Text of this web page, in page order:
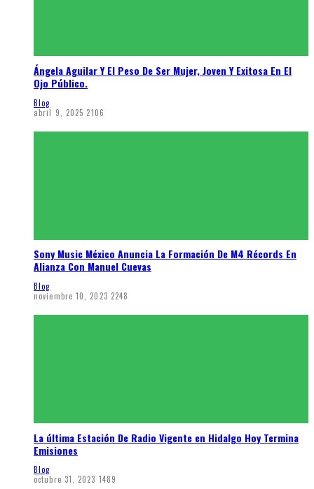
Ángela Aguilar Y El Peso De Ser Mujer, Joven Y Exitosa En El
Ojo Público.
Blog
abril 9, 2025 2106
Sony Music México Anuncia La Formación De M4 Récords En
Alianza Con Manuel Cuevas
Blog
noviembre 10, 2023 2248
La última Estación De Radio Vigente en Hidalgo Hoy Termina
Emisiones
Blog
octubre 31, 2023 1489